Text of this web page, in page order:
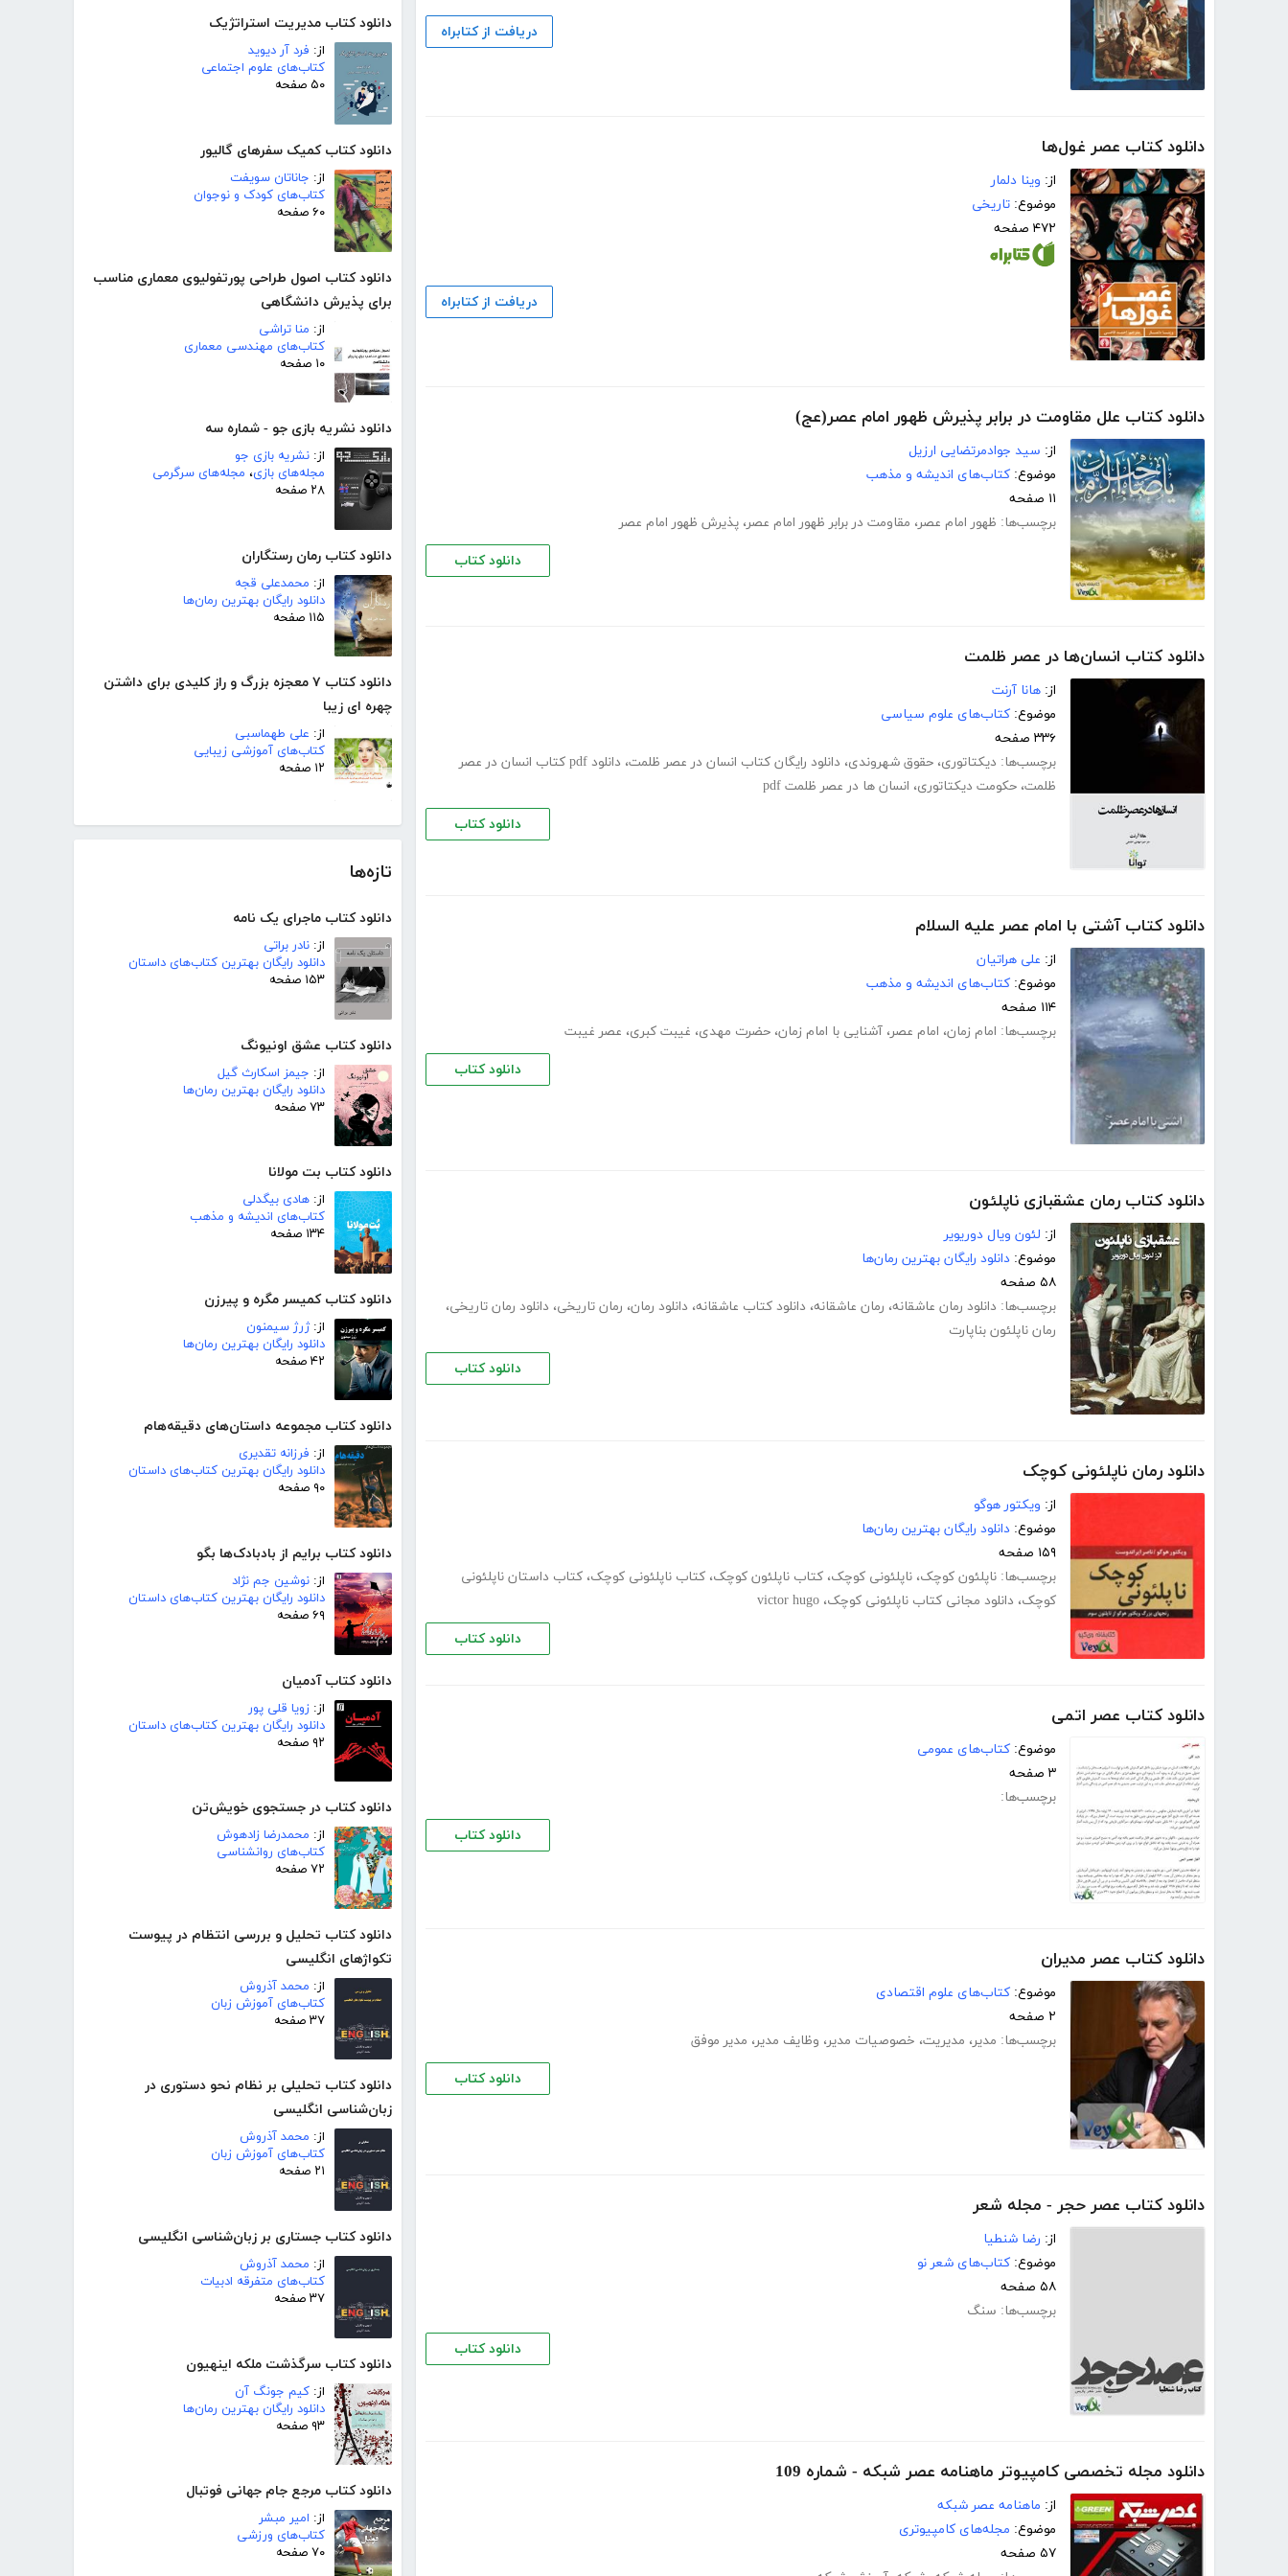
دانلود کتاب مدیریت استراتژیک
از: فرد آر دیوید
کتاب‌های علوم اجتماعی
۵۰ صفحه
دانلود کتاب کمیک سفرهای گالیور
از: جاناتان سویفت
کتاب‌های کودک و نوجوان
۶۰ صفحه
دانلود کتاب اصول طراحی پورتفولیوی معماری مناسب
برای پذیرش دانشگاهی
از: منا تراشی
کتاب‌های مهندسی معماری
۱۰ صفحه
دانلود نشریه بازی جو - شماره سه
از: نشریه بازی جو
مجله‌های بازی، مجله‌های سرگرمی
۲۸ صفحه
دانلود کتاب رمان رستگاران
از: محمدعلی قجه
دانلود رایگان بهترین رمان‌ها
۱۱۵ صفحه
دانلود کتاب ٧ معجزه بزرگ و راز کلیدی برای داشتن
چهره ای زیبا
از: علی طهماسبی
کتاب‌های آموزشی زیبایی
۱۲ صفحه
تازه‌ها
دانلود کتاب ماجرای یک نامه
از: نادر براتی
دانلود رایگان بهترین کتاب‌های داستان
۱۵۳ صفحه
دانلود کتاب عشق اونیونگ
از: جیمز اسکارث گیل
دانلود رایگان بهترین رمان‌ها
۷۳ صفحه
دانلود کتاب بت مولانا
از: هادی بیگدلی
کتاب‌های اندیشه و مذهب
۱۳۴ صفحه
دانلود کتاب کمیسر مگره و پیرزن
از:ژرژ سیمنون
دانلود رایگان بهترین رمان‌ها
۴۲ صفحه
دانلود کتاب مجموعه داستان‌های دقیقه‌هام
از: فرزانه تقدیری
دانلود رایگان بهترین کتاب‌های داستان
۹۰ صفحه
دانلود کتاب برایم از بادبادک‌ها بگو
از: نوشین جم نژاد
دانلود رایگان بهترین کتاب‌های داستان
۶۹ صفحه
دانلود کتاب آدمیان
از: زویا قلی پور
دانلود رایگان بهترین کتاب‌های داستان
۹۲ صفحه
دانلود کتاب در جستجوی خویش‌تن
از: محمدرضا زادهوش
کتاب‌های روانشناسی
۷۲ صفحه
دانلود کتاب تحلیل و بررسی انتظام در پیوست
تکواژهای انگلیسی
از: محمد آذروش
کتاب‌های آموزش زبان
۳۷ صفحه
دانلود کتاب تحلیلی بر نظام نحو دستوری در
زبان‌شناسی انگلیسی
از: محمد آذروش
کتاب‌های آموزش زبان
۲۱ صفحه
دانلود کتاب جستاری بر زبان‌شناسی انگلیسی
از: محمد آذروش
کتاب‌های متفرقه ادبیات
۳۷ صفحه
دانلود کتاب سرگذشت ملکه اینهیون
از: کیم جونگ آن
دانلود رایگان بهترین رمان‌ها
۹۳ صفحه
دانلود کتاب مرجع جام جهانی فوتبال
از: امیر مبشر
کتاب‌های ورزشی
۷۰ صفحه
دریافت از کتابراه
دانلود کتاب عصر غول‌ها
از: وینا دلمار
موضوع: تاریخی
۴۷۲ صفحه
دریافت از کتابراه
دانلود کتاب علل مقاومت در برابر پذیرش ظهور امام عصر(عج)
از: سید جوادمرتضایی ارزیل
موضوع: کتاب‌های اندیشه و مذهب
۱۱ صفحه
برچسب‌ها: ظهور امام عصر، مقاومت در برابر ظهور امام عصر، پذیرش ظهور امام عصر
دانلود کتاب
دانلود کتاب انسان‌ها در عصر ظلمت
از: هانا آرنت
موضوع: کتاب‌های علوم سیاسی
۳۳۶ صفحه
برچسب‌ها: دیکتاتوری، حقوق شهروندی، دانلود رایگان کتاب انسان در عصر ظلمت،
دانلود pdf کتاب انسان در عصر
ظلمت، حکومت دیکتاتوری، انسان ها در عصر ظلمت pdf
دانلود کتاب
دانلود کتاب آشتی با امام عصر علیه السلام
از: علی هراتیان
موضوع: کتاب‌های اندیشه و مذهب
۱۱۴ صفحه
برچسب‌ها: امام زمان، امام عصر، آشنایی با امام زمان، حضرت مهدی، غیبت کبری، عصر غیبت
دانلود کتاب
دانلود کتاب رمان عشقبازی ناپلئون
از: لئون ویال دوریویر
موضوع: دانلود رایگان بهترین رمان‌ها
۵۸ صفحه
برچسب‌ها: دانلود رمان عاشقانه، رمان عاشقانه، دانلود کتاب عاشقانه، دانلود رمان، رمان تاریخی، دانلود رمان تاریخی،
رمان ناپلئون بناپارت
دانلود کتاب
دانلود رمان ناپلئونی کوچک
از: ویکتور هوگو
موضوع: دانلود رایگان بهترین رمان‌ها
۱۵۹ صفحه
برچسب‌ها: ناپلئون کوچک، ناپلئونی کوچک، کتاب ناپلئون کوچک، کتاب ناپلئونی کوچک، کتاب داستان ناپلئونی
کوچک، دانلود مجانی کتاب ناپلئونی کوچک، victor hugo
دانلود کتاب
دانلود کتاب عصر اتمی
موضوع: کتاب‌های عمومی
۳ صفحه
برچسب‌ها:
دانلود کتاب
دانلود کتاب عصر مدیران
موضوع: کتاب‌های علوم اقتصادی
۲ صفحه
برچسب‌ها: مدیر، مدیریت، خصوصیات مدیر، وظایف مدیر، مدیر موفق
دانلود کتاب
دانلود کتاب عصر حجر - مجله شعر
از: رضا شنطیا
موضوع: کتاب‌های شعر نو
۵۸ صفحه
برچسب‌ها: سنگ
دانلود کتاب
دانلود مجله تخصصی کامپیوتر ماهنامه عصر شبکه - شماره 109
از: ماهنامه عصر شبکه
موضوع: مجله‌های کامپیوتری
۵۷ صفحه